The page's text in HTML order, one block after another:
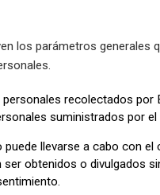
los parámetros generales
recolectados por
suministrados por
llevarse a cabo con
obtenidos o divulgados